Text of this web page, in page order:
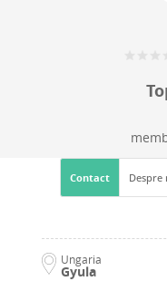
Contact Despre
Ungaria
Gyula